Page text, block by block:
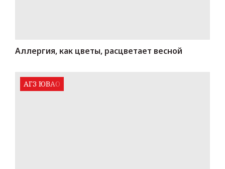
Аллергия, как цветы, расцветает весной
АГЗ ЮВАО